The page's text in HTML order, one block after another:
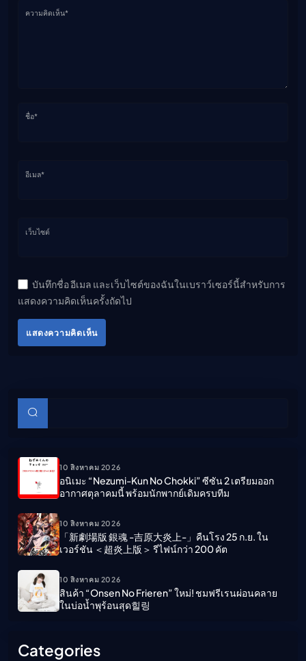
ความคิดเห็น*
ชื่อ*
อีเมล*
เว็บไซต์
บันทึกชื่อ อีเมล และเว็บไซต์ของฉันในเบราว์เซอร์นี้สำหรับการ
แสดงความคิดเห็นครั้งถัดไป
แสดงความคิดเห็น
บทความย่อย
10 สิงหาคม 2026
อนิเมะ “Nezumi-Kun No Chokki” ซีซัน 2 เตรียมออก
อากาศตุลาคมนี้ พร้อมนักพากย์เดิมครบทีม
10 สิงหาคม 2026
「新劇場版 銀魂 -吉原大炎上-」คืนโรง 25 ก.ย. ใน
เวอร์ชัน ＜超炎上版＞ รีไฟน์กว่า 200 คัต
10 สิงหาคม 2026
สินค้า “Onsen No Frieren” ใหม่! ชมฟรีเรนผ่อนคลาย
ในบ่อน้ำพุร้อนสุด힐링
Categories